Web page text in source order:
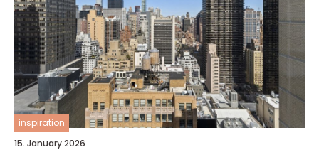
inspiration
15. January 2026